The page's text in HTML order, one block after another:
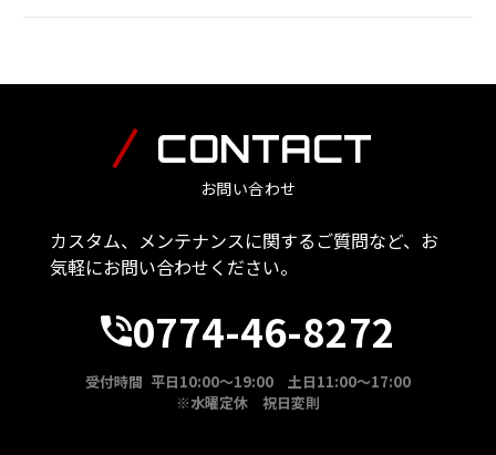
CONTACT
お問い合わせ
カスタム、メンテナンスに関するご質問など、お
気軽にお問い合わせください。
0774-46-8272
受付時間 平日10:00～19:00 土日11:00～17:00
※水曜定休 祝日変則